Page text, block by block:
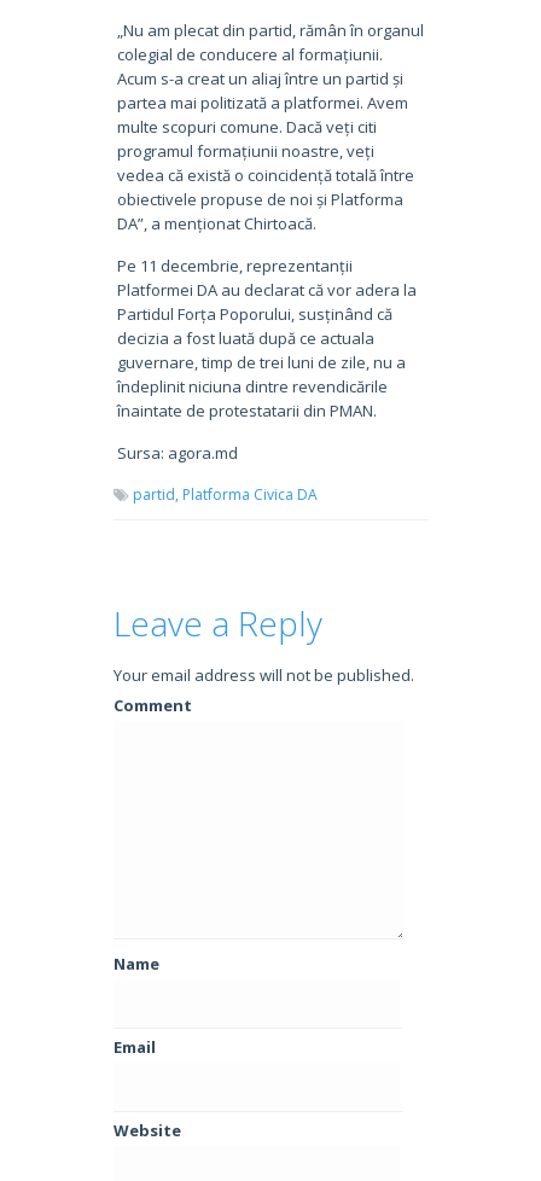
„Nu am plecat din partid, rămân în organul
colegial de conducere al formațiunii.
Acum s-a creat un aliaj între un partid și
partea mai politizată a platformei. Avem
multe scopuri comune. Dacă veți citi
programul formațiunii noastre, veți
vedea că există o coincidență totală între
obiectivele propuse de noi și Platforma
DA”, a menționat Chirtoacă.
Pe 11 decembrie, reprezentanții
Platformei DA au declarat că vor adera la
Partidul Forța Poporului, susținând că
decizia a fost luată după ce actuala
guvernare, timp de trei luni de zile, nu a
îndeplinit niciuna dintre revendicările
înaintate de protestatarii din PMAN.
Sursa: agora.md
partid, Platforma Civica DA
Leave a Reply
Your email address will not be published.
Comment
Name
Email
Website